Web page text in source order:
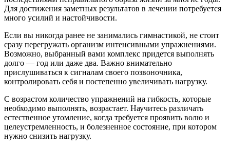
Для достижения заметных результатов в лечении потребуется
много усилий и настойчивости.
Если вы никогда ранее не занимались гимнастикой, не стоит
сразу перегружать организм интенсивными упражнениями.
Возможно, выбранный вами комплекс придется выполнять
долго — год или даже два. Важно внимательно
прислушиваться к сигналам своего позвоночника,
контролировать себя и постепенно увеличивать нагрузку.
С возрастом количество упражнений на гибкость, которые
необходимо выполнять, возрастает. Научитесь различать
естественное утомление, когда требуется проявить волю и
целеустремленность, и болезненное состояние, при котором
нужно снизить нагрузку.